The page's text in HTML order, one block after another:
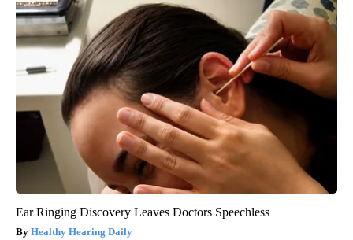
Ear Ringing Discovery Leaves Doctors Speechless
Healthy Hearing Daily